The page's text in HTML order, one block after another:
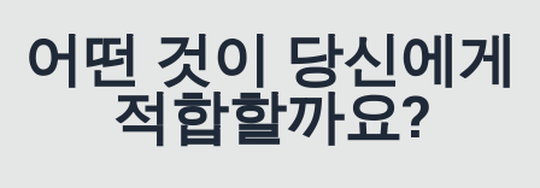
어떤 것이 당신에게
적합할까요?